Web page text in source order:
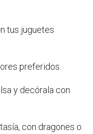
tus juguetes
preferidos.
y decórala con
con dragones o